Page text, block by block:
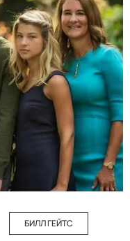
БИЛЛ ГЕЙТС